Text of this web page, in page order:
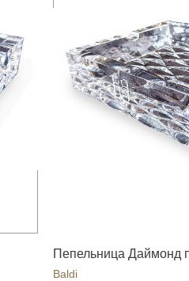
Пепельница Даймонд
Baldi